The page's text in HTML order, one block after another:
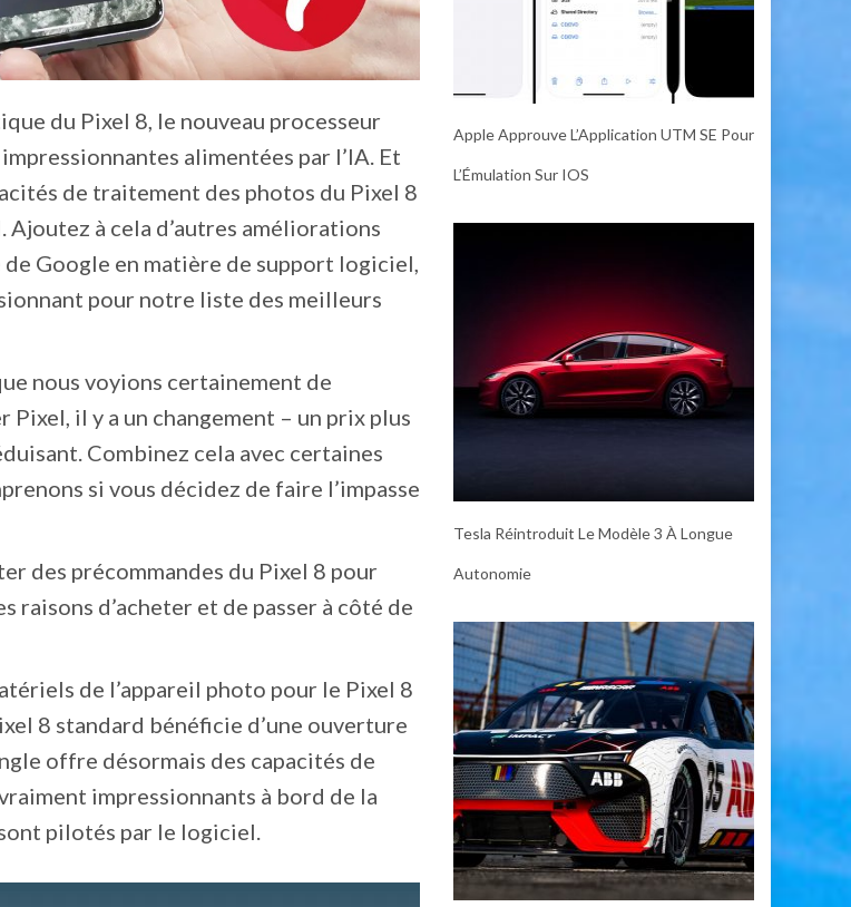
du Pixel 8, le nouveau processeur
alimentées par l’IA. Et
de traitement des photos du Pixel 8
à cela d’autres améliorations
Google en matière de support logiciel,
pour notre liste des meilleurs
nous voyions certainement de
il y a un changement – un prix plus
Combinez cela avec certaines
si vous décidez de faire l’impasse
des précommandes du Pixel 8 pour
d’acheter et de passer à côté de
de l’appareil photo pour le Pixel 8
8 standard bénéficie d’une ouverture
offre désormais des capacités de
impressionnants à bord de la
pilotés par le logiciel.
Apple Approuve L’Application UTM SE Pour
L’Émulation Sur IOS
Tesla Réintroduit Le Modèle 3 À Longue
Autonomie